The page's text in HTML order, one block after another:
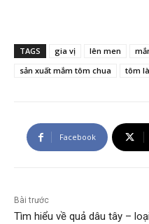
TAGS gia vị lên men
sản xuất mắm tôm chua
tôm
Facebook
Bài trước
Tìm hiểu về quả dâu tây – loại